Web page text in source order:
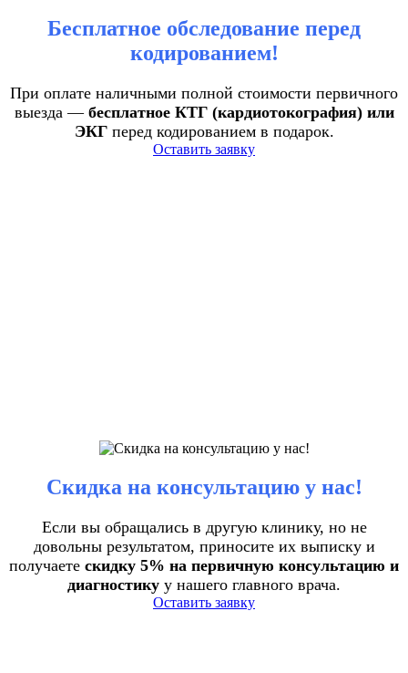
Бесплатное обследование перед
кодированием!
При оплате наличными полной стоимости первичного
выезда — бесплатное КТГ (кардиотокография) или
ЭКГперед кодированием в подарок.
Оставить заявку
Скидка на консультацию у нас!
Если вы обращались в другую клинику, но не
довольны результатом, приносите их выписку и
получаете скидку 5% на первичную консультацию и
диагностику у нашего главного врача.
Оставить заявку